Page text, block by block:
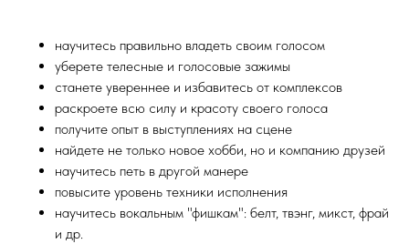
научитесь правильно владеть своим голосом
уберете телесные и голосовые зажимы
станете увереннее и избавитесь от комплексов
раскроете всю силу и красоту своего голоса
получите опыт в выступлениях на сцене
найдете не только новое хобби, но и компанию друзей
научитесь петь в другой манере
повысите уровень техники исполнения
научитесь вокальным "фишкам": белт, твэнг, микст, фрай
и др.